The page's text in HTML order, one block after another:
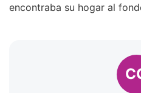
encontraba su hogar al